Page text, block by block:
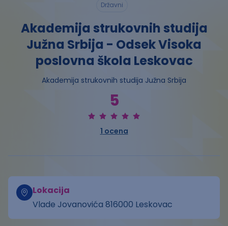
Državni
Akademija strukovnih studija
Južna Srbija - Odsek Visoka
poslovna škola Leskovac
Akademija strukovnih studija Južna Srbija
5
1 ocena
Lokacija
Vlade Jovanovića 816000 Leskovac